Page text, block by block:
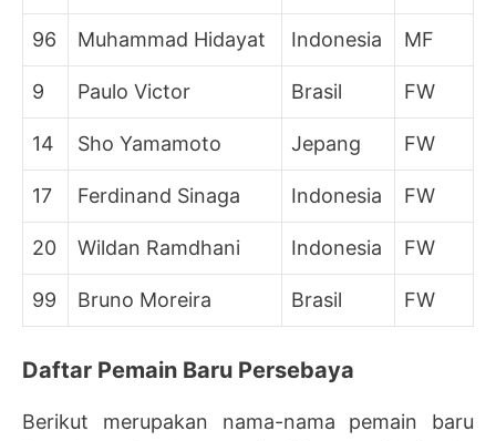
96 Muhammad Hidayat Indonesia MF
9 Paulo Victor Brasil FW
14 Sho Yamamoto Jepang FW
17 Ferdinand Sinaga Indonesia FW
20 Wildan Ramdhani Indonesia FW
99 Bruno Moreira Brasil FW
Daftar Pemain Baru Persebaya
Berikut merupakan nama-nama pemain baru